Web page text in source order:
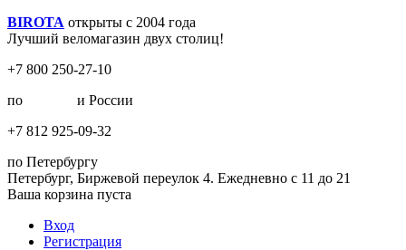
BIROTA открыты с 2004 года
Лучший веломагазин двух столиц!
+7 800 250-27-10
по
и России
+7 812 925-09-32
по Петербургу
Петербург, Биржевой переулок 4. Ежедневно с 11 до 21
Ваша корзина пуста
Вход
Регистрация